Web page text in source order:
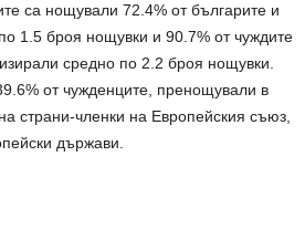
са нощували 72.4% от българите и
1.5 броя нощувки и 90.7% от чуждите
средно по 2.2 броя нощувки.
от чужденците, пренощували в
страни-членки на Европейския съюз,
държави.